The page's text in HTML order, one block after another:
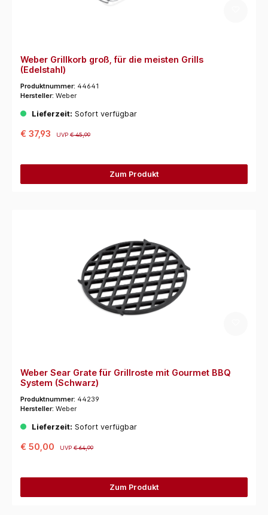
Weber Grillkorb groß, für die meisten Grills
(Edelstahl)
Produktnummer: 44641
Hersteller: Weber
Lieferzeit: Sofort verfügbar
€ 37,93 UVP€ 45,99
Zum Produkt
Weber Sear Grate für Grillroste mit Gourmet BBQ
System (Schwarz)
Produktnummer: 44239
Hersteller: Weber
Lieferzeit: Sofort verfügbar
€ 50,00 UVP€ 64,99
Zum Produkt